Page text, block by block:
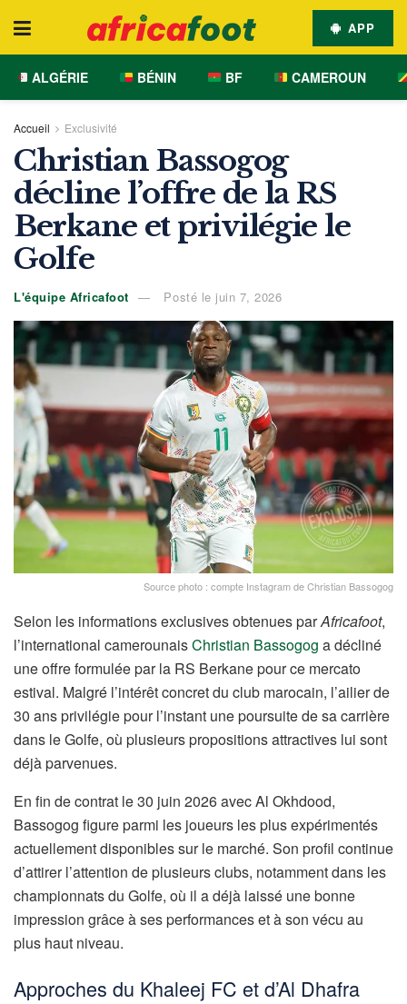
APP
ALGÉRIE BÉNIN BF CAMEROUN
Accueil Exclusivité
Christian Bassogog
décline l’offre de la RS
Berkane et privilégie le
Golfe
L'équipe Africafoot Posté le juin 7, 2026
Source photo : compte Instagram de Christian Bassogog
Selon les informations exclusives obtenues parAfricafoot,
l’international camerounaisChristian Bassogog a décliné
une offre formulée par la RS Berkane pour ce mercato
estival. Malgré l’intérêt concret du club marocain, l’ailier de
30 ans privilégie pour l’instant une poursuite de sa carrière
dans le Golfe, où plusieurs propositions attractives lui sont
déjà parvenues.
En fin de contrat le 30 juin 2026 avec Al Okhdood,
Bassogog figure parmi les joueurs les plus expérimentés
actuellement disponibles sur le marché. Son profil continue
d’attirer l’attention de plusieurs clubs, notamment dans les
championnats du Golfe, où il a déjà laissé une bonne
impression grâce à ses performances et à son vécu au
plus haut niveau.
Approches du Khaleej FC et d’Al Dhafra